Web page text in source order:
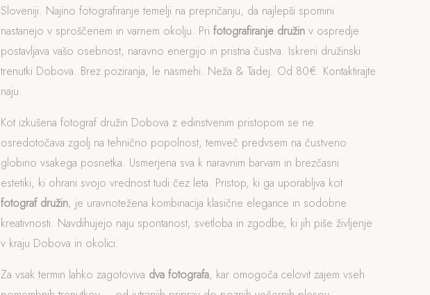
Sloveniji. Najino fotografiranje temelji na prepričanju, da najlepši spomini
nastanejo v sproščenem in varnem okolju. Pri fotografiranje družinv ospredje
postavljava vašo osebnost, naravno energijo in pristna čustva. Iskreni družinski
trenutki Dobova. Brez poziranja, le nasmehi. Neža & Tadej. Od 80€. Kontaktirajte
naju.
Kot izkušena fotograf družin Dobova z edinstvenim pristopom se ne
osredotočava zgolj na tehnično popolnost, temveč predvsem na čustveno
globino vsakega posnetka. Usmerjena sva k naravnim barvam in brezčasni
estetiki, ki ohrani svojo vrednost tudi čez leta. Pristop, ki ga uporabljva kot
fotograf družin, je uravnotežena kombinacija klasične elegance in sodobne
kreativnosti. Navdihujejo naju spontanost, svetloba in zgodbe, ki jih piše življenje
v kraju Dobova in okolici.
Za vsak termin lahko zagotoviva dva fotografa, kar omogoča celovit zajem vseh